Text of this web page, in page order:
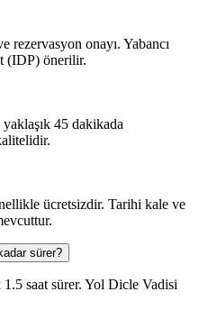
rezervasyon onayı. Yabancı
(IDP) önerilir.
45 dakikada
ücretsizdir. Tarihi kale ve
sürer?
saat sürer. Yol Dicle Vadisi